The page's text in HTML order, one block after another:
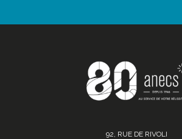
92, RUE DE RIVOLI